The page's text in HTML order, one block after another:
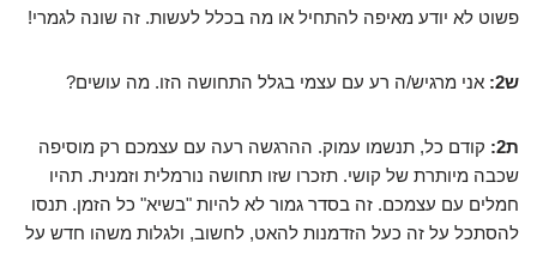
פשוט לא יודע מאיפה להתחיל או מה בכלל לעשות. זה שונה לגמרי!
ש2: אני מרגיש/ה רע עם עצמי בגלל התחושה הזו. מה עושים?
ת2:
קודם כל, תנשמו עמוק. ההרגשה רעה עם עצמכם רק מוסיפה
שכבה מיותרת של קושי. תזכרו שזו תחושה נורמלית וזמנית. תהיו
חמלים עם עצמכם. זה בסדר גמור לא להיות "בשיא" כל הזמן. תנסו
להסתכל על זה כעל הזדמנות להאט, לחשוב, ולגלות משהו חדש על